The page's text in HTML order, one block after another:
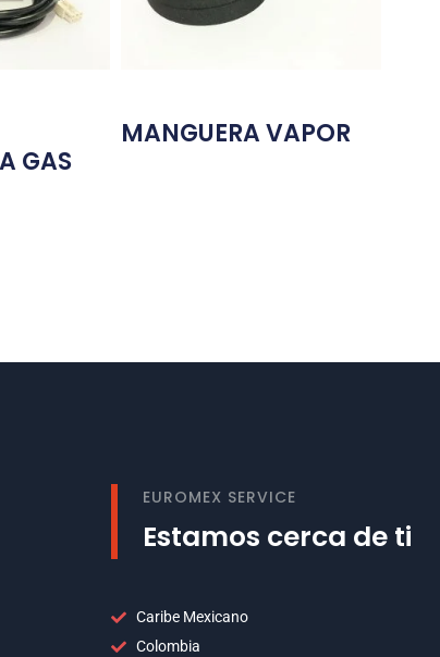
GAS
MANGUERA VAPOR
EUROMEX SERVICE
Estamos cerca de ti
Caribe Mexicano
Colombia